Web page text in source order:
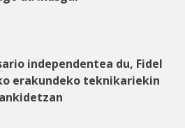
independentea du, Fidel
erakundeko teknikariekin